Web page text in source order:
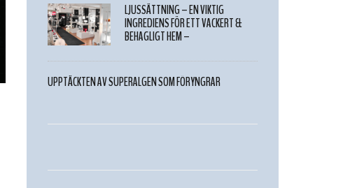
LJUSSÄTTNING – EN VIKTIG
INGREDIENS FÖR ETT VACKERT &
BEHAGLIGT HEM –
UPPTÄCKTEN AV SUPERALGEN SOM FÖRYNGRAR